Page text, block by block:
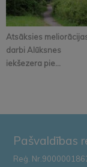
Atsāksies
darbi Alūksnes
iekšezera pie...
Pašvaldības
Reģ.